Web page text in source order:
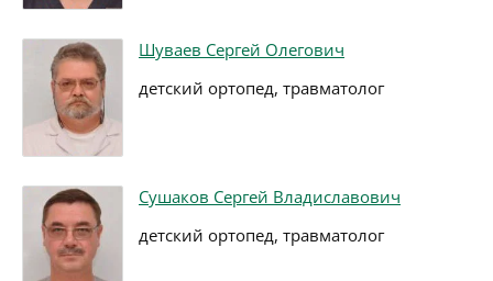
Шуваев Сергей Олегович
детский ортопед, травматолог
Сушаков Сергей Владиславович
детский ортопед, травматолог